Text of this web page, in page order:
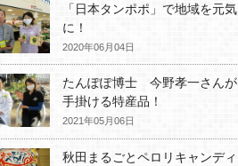
「日本タンポポ」で地域を元気
に！
2020年06月04日
たんぽぽ博士 今野孝一さんが
手掛ける特産品！
2021年05月06日
秋田まるごとペロリキャンディ